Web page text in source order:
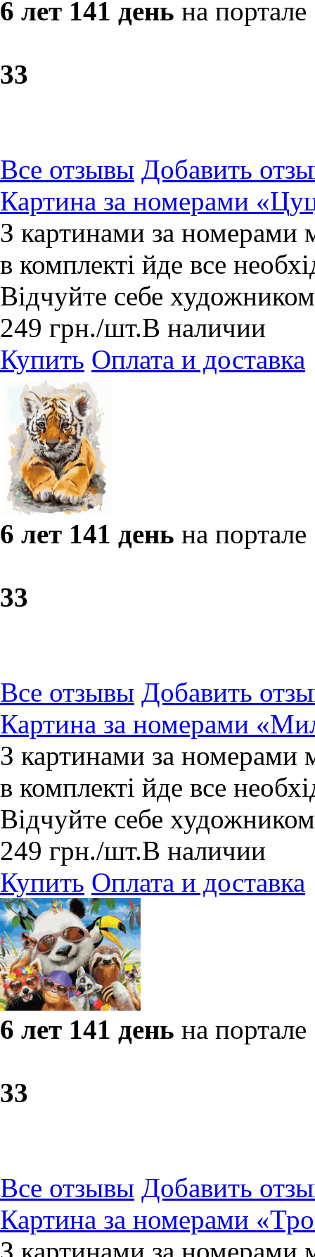
6 лет 141 день на портале
33
Все отзывы Добавить
Картина за номерами
З картинами за номерами
в комплекті йде все
Відчуйте себе
249 грн./шт.В наличии
Купить Оплата и доставка
6 лет 141 день на портале
33
Все отзывы Добавить
Картина за номерами
З картинами за номерами
в комплекті йде все
Відчуйте себе
249 грн./шт.В наличии
Купить Оплата и доставка
6 лет 141 день на портале
33
Все отзывы Добавить
Картина за номерами